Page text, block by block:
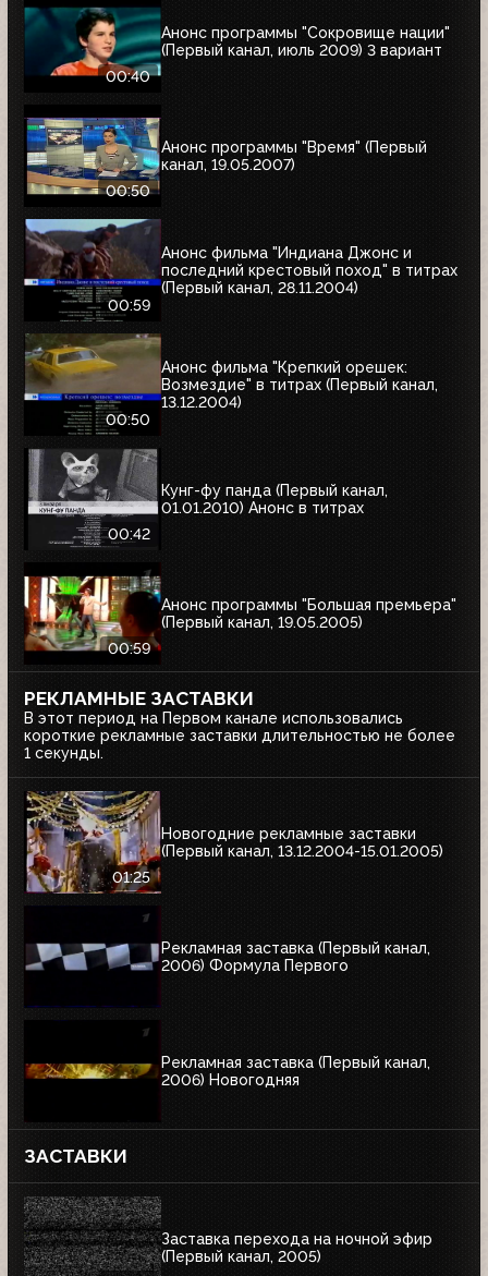
00:40
Анонс программы "Сокровище нации"
(Первый канал, июль 2009) 3 вариант
00:50
Анонс программы "Время" (Первый
канал, 19.05.2007)
00:59
Анонс фильма "Индиана Джонс и
последний крестовый поход" в титрах
(Первый канал, 28.11.2004)
00:50
Анонс фильма "Крепкий орешек:
Возмездие" в титрах (Первый канал,
13.12.2004)
00:42
Кунг-фу панда (Первый канал,
01.01.2010) Анонс в титрах
00:59
Анонс программы "Большая премьера"
(Первый канал, 19.05.2005)
РЕКЛАМНЫЕ ЗАСТАВКИ
В этот период на Первом канале использовались
короткие рекламные заставки длительностью не более
1 секунды.
01:25
Новогодние рекламные заставки
(Первый канал, 13.12.2004-15.01.2005)
Рекламная заставка (Первый канал,
2006) Формула Первого
Рекламная заставка (Первый канал,
2006) Новогодняя
ЗАСТАВКИ
Заставка перехода на ночной эфир
(Первый канал, 2005)